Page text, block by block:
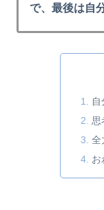
で、最後は自
思
全
お